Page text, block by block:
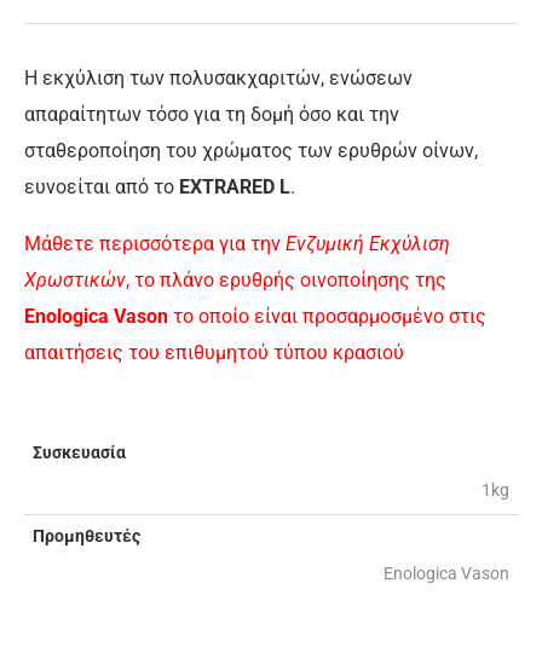
Η εκχύλιση των πολυσακχαριτών, ενώσεων
απαραίτητων τόσο για τη δομή όσο και την
σταθεροποίηση του χρώματος των ερυθρών οίνων,
ευνοείται από το EXTRARED L.
Μάθετε περισσότερα για την Ενζυμική Εκχύλιση
Χρωστικών, το πλάνο ερυθρής οινοποίησης της
Enologica Vason το οποίο είναι προσαρμοσμένο στις
απαιτήσεις του επιθυμητού τύπου κρασιού
Συσκευασία
1kg
Προμηθευτές
Enologica Vason